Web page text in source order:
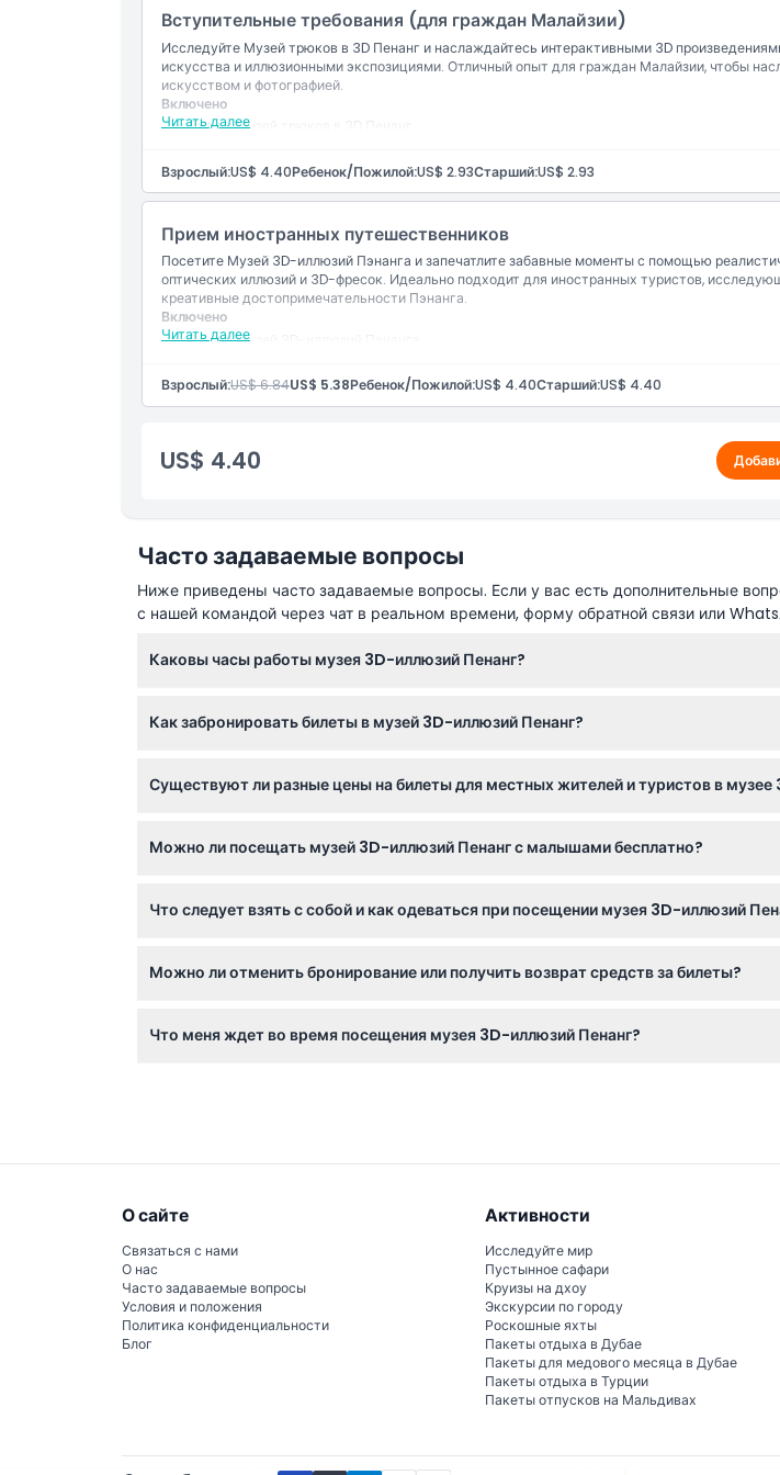
Местоположение
Как добраться туда
Как воспользоваться
Дресс-код
Политика отмены
Вступительные требования (для граждан Малайзии)
Исследуйте Музей трюков в 3D Пенанг и наслаждайтесь интерактивными 3D
искусства и иллюзионными экспозициями. Отличный опыт для граждан Малайзии, чтобы
искусством и фотографией.
Читать далее
Включено
Вход в Музей трюков в 3D Пенанг
Действительно только для граждан Малайзии
Взрослый:US$ 4.40Ребенок/Пожилой:US$ 2.93Старший:US$ 2.93
Прием иностранных путешественников
Посетите Музей 3D-иллюзий Пэнанга и запечатлите забавные моменты с помощью
оптических иллюзий и 3D-фресок. Идеально подходит для иностранных туристов,
креативные достопримечательности Пэнанга.
Читать далее
Включено
Вход в Музей 3D-иллюзий Пэнанга
Действительно только для иностранных путешественников
Взрослый:US$ 6.84US$ 5.38Ребенок/Пожилой:US$ 4.40Старший:US$ 4.40
US$ 4.40
Часто задаваемые вопросы
Ниже приведены часто задаваемые вопросы. Если у вас есть дополнительные
с нашей командой через чат в реальном времени, форму обратной связи или
Каковы часы работы музея 3D-иллюзий Пенанг?
пожалуйста, уточняйте при бронировании).
Как забронировать билеты в музей 3D-иллюзий Пенанг?
бронирования.
Существуют ли разные цены на билеты для местных жителей и туристов в музее
ринггитов, для детей — 18 ринггитов.
Можно ли посещать музей 3D-иллюзий Пенанг с малышами бесплатно?
пенсионеров.
Что следует взять с собой и как одеваться при посещении музея 3D-иллюзий
Можно ли отменить бронирование или получить возврат средств за билеты?
Что меня ждет во время посещения музея 3D-иллюзий Пенанг?
О сайте
Связаться с нами
О нас
Часто задаваемые вопросы
Условия и положения
Политика конфиденциальности
Блог
Активности
Исследуйте мир
Пустынное сафари
Круизы на дхоу
Экскурсии по городу
Роскошные яхты
Пакеты отдыха в Дубае
Пакеты для медового месяца в Дубае
Пакеты отдыха в Турции
Пакеты отпусков на Мальдивах